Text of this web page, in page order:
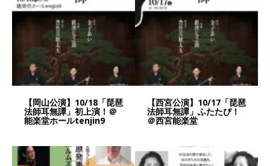
【岡山公演】10/18「琵琶
法師耳無譚」初上演！＠
能楽堂ホールtenjin9
【西宮公演】10/17「琵琶
法師耳無譚」ふたたび！
＠西宮能楽堂